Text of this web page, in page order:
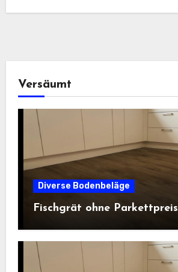
Versäumt
Diverse Bodenbeläge
Fischgrät ohne Parkettpreis